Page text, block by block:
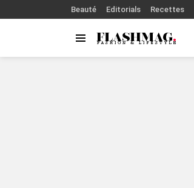
Beauté Editorials Recettes